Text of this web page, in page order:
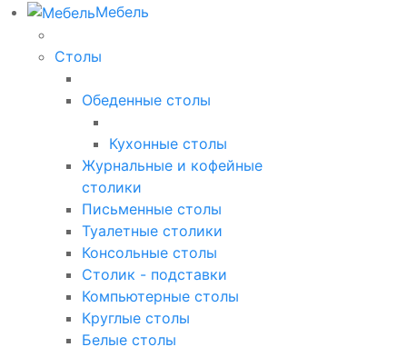
Мебель
Столы
Обеденные столы
Кухонные столы
Журнальные и кофейные
столики
Письменные столы
Туалетные столики
Консольные столы
Столик - подставки
Компьютерные столы
Круглые столы
Белые столы